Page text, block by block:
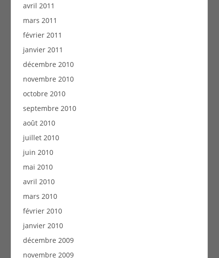
avril 2011
mars 2011
février 2011
janvier 2011
décembre 2010
novembre 2010
octobre 2010
septembre 2010
août 2010
juillet 2010
juin 2010
mai 2010
avril 2010
mars 2010
février 2010
janvier 2010
décembre 2009
novembre 2009